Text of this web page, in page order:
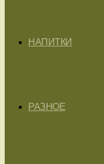
НАПИТКИ
РАЗНОЕ